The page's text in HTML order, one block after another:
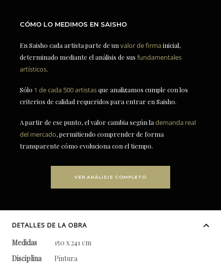
CÓMO LO MEDIMOS EN SAISHO
En Saisho cada artista parte de un valor de firmainicial,
determinado mediante el análisis de sus fundamentales
artísticos.
Sólo 1 de cada 500 artistasque analizamos cumple con los
criterios de calidad requeridos para entrar en Saisho.
A partir de ese punto, el valor cambia según la demanda real
del mercado, permitiendo comprender de forma
transparente cómo evoluciona con el tiempo.
VER ANÁLISIS COMPLETO
DETALLES DE LA OBRA
Medidas
150 x 241 cm
Disciplina
Pintura